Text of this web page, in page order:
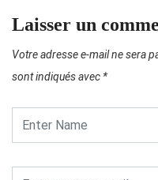
Laisser un
Votre adresse e-mail ne sera
sont indiqués avec *